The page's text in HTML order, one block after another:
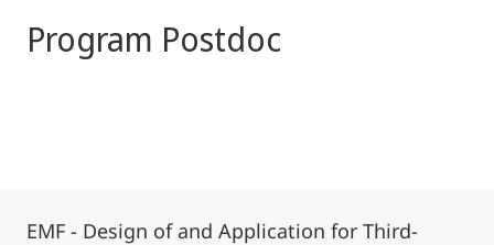
Program Postdoc
EMF - Design of and Application for Third-